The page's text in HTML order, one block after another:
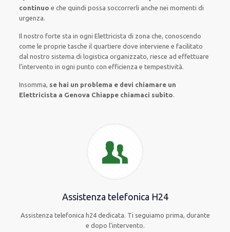
continuo e chequindi possa soccorrerli anchenei momenti di
urgenza.
Il nostro forte sta in ogni Elettricista di zona che, conoscendo
come le proprie tasche il quartiere dove interviene efacilitato
dal nostro sistema di logistica organizzato, riesce ad effettuare
l’intervento in ogni punto con efficienza e tempestività.
Insomma, se hai un problema e devi chiamare un
Elettricista a Genova Chiappe chiamaci subito.
Assistenza telefonica H24
Assistenza telefonica h24 dedicata. Ti seguiamo prima, durante
e dopo l’intervento.